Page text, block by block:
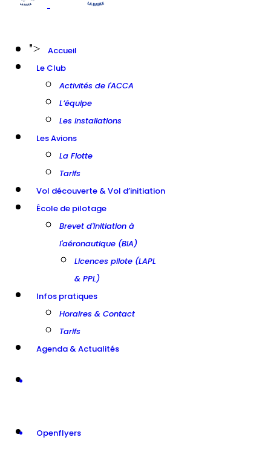
">
Accueil
Le Club
Activités de l'ACCA
L’équipe
Les installations
Les Avions
La Flotte
Tarifs
Vol découverte & Vol d’initiation
École de pilotage
Brevet d'initiation à
l'aéronautique (BIA)
Licences pilote (LAPL
& PPL)
Infos pratiques
Horaires & Contact
Tarifs
Agenda & Actualités
Openflyers